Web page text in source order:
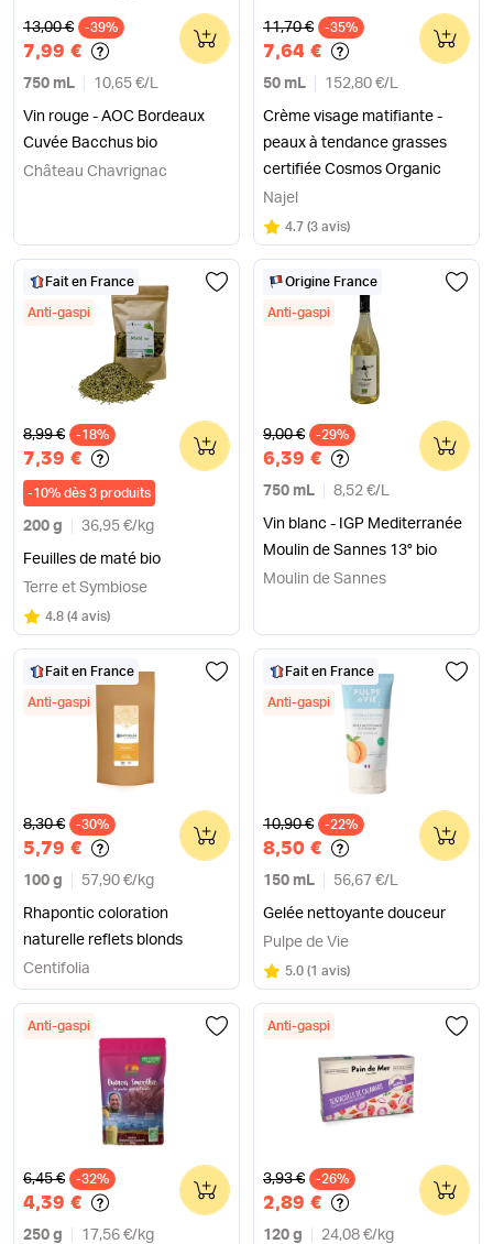
Ancien prix
13,00 € -39%
7,99 €
750 mL 10,65 €/ L
Vin rouge - AOC Bordeaux
Cuvée Bacchus bio
0
Château Chavrignac
Ancien prix
11,70 € -35%
7,64 €
50 mL 152,80 €/ L
Crème visage matifiante -
peaux à tendance grasses
certifiée Cosmos Organic
0
Najel
Note
4.7 sur 5
(3 avis)
Fait en France
Anti-gaspi
Ancien prix
8,99 € -18%
7,39 €
-10% dès 3 produits
200 g 36,95 €/ kg
Feuilles de maté bio
0
Terre et Symbiose
Note
4.8 sur 5
(4 avis)
Origine France
Anti-gaspi
Ancien prix
9,00 € -29%
6,39 €
750 mL 8,52 €/ L
Vin blanc - IGP Mediterranée
Moulin de Sannes 13° bio
0
Moulin de Sannes
Fait en France
Anti-gaspi
Ancien prix
8,30 € -30%
5,79 €
100 g 57,90 €/ kg
Rhapontic coloration
naturelle reflets blonds
0
Centifolia
Fait en France
Anti-gaspi
Ancien prix
10,90 € -22%
8,50 €
150 mL 56,67 €/ L
Gelée nettoyante douceur
0
Pulpe de Vie
Note
5.0 sur 5
(1 avis)
Anti-gaspi
Ancien prix
6,45 € -32%
4,39 €
250 g 17,56 €/ kg
0
Anti-gaspi
Ancien prix
3,93 € -26%
2,89 €
120 g 24,08 €/ kg
0